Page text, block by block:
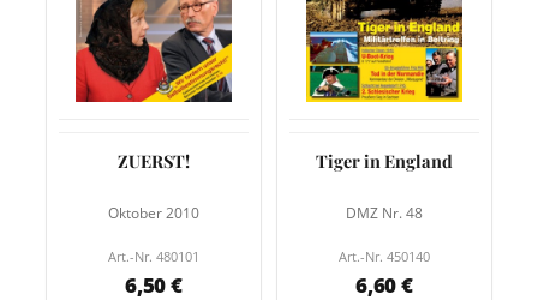
ZUERST!
Oktober 2010
Art.-Nr. 480101
6,50 €
Tiger in England
DMZ Nr. 48
Art.-Nr. 450140
6,60 €